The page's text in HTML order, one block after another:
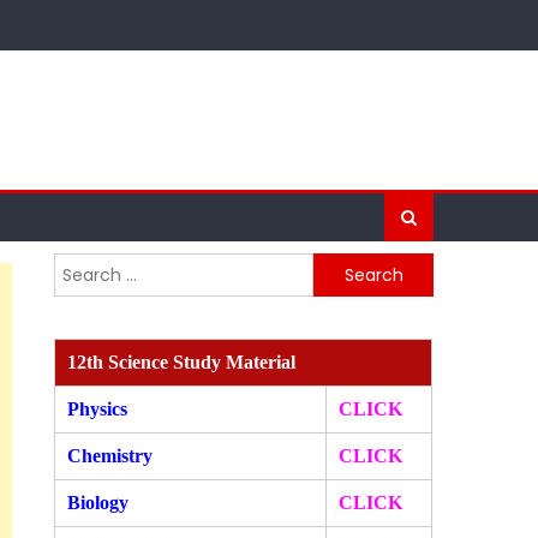
Search
for:
12th Science Study Material
Physics CLICK
Chemistry CLICK
Biology CLICK